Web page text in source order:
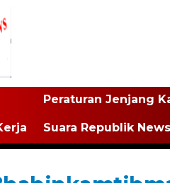
Peraturan Jenjang
Suara Republik